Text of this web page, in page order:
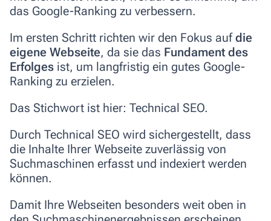
das Google-Ranking zu verbessern.
Im ersten Schritt richten wir den Fokus aufdie
eigene Webseite, da sie das Fundament des
Erfolges ist, um langfristig ein gutes Google-
Ranking zu erzielen.
Das Stichwort ist hier: Technical SEO.
Durch Technical SEO wird sichergestellt, dass
die Inhalte Ihrer Webseite zuverlässig von
Suchmaschinen erfasst und indexiert werden
können.
Damit Ihre Webseiten besonders weit oben in